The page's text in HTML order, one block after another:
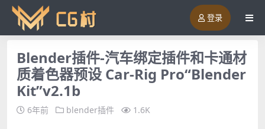
登录
Blender插件-汽车绑定插件和卡通材
质着色器预设 Car-Rig Pro“Blender
Kit”v2.1b
6年前 blender插件 1.6K